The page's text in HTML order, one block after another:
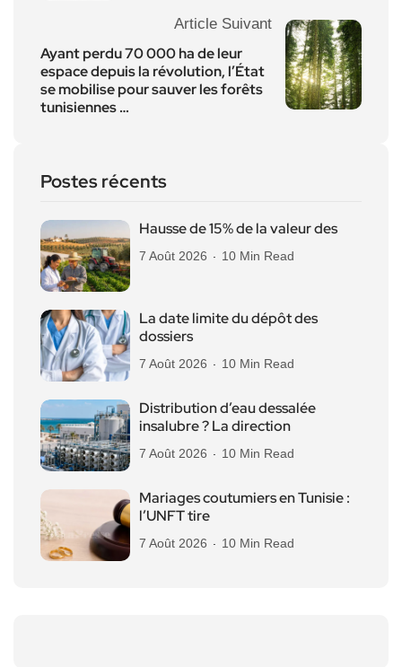
Article Suivant
Ayant perdu 70 000 ha de leur
espace depuis la révolution, l’État
se mobilise pour sauver les forêts
tunisiennes …
Postes récents
Hausse de 15% de la valeur des
7 Août 2026 10 Min Read
La date limite du dépôt des
dossiers
7 Août 2026 10 Min Read
Distribution d’eau dessalée
insalubre ? La direction
7 Août 2026 10 Min Read
Mariages coutumiers en Tunisie :
l’UNFT tire
7 Août 2026 10 Min Read